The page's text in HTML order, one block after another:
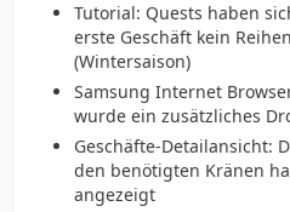
Tutorial: Quests haben
erste Geschäft kein
(Wintersaison)
Samsung Internet
wurde ein zusätzliches
Geschäfte-Detailansicht:
den benötigten Kränen
angezeigt